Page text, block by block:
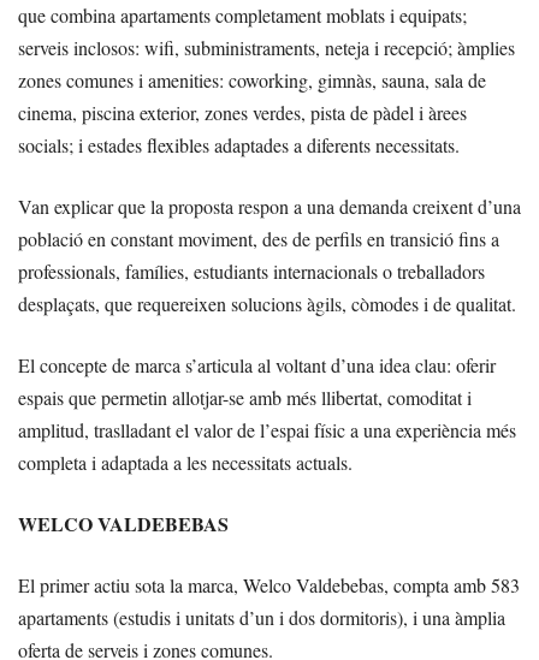
que combina apartaments completament moblats i equipats;
serveis inclosos: wifi, subministraments, neteja i recepció; àmplies
zones comunes i amenities: coworking, gimnàs, sauna, sala de
cinema, piscina exterior, zones verdes, pista de pàdel i àrees
socials; i estades flexibles adaptades a diferents necessitats.
Van explicar que la proposta respon a una demanda creixent d’una
població en constant moviment, des de perfils en transició fins a
professionals, famílies, estudiants internacionals o treballadors
desplaçats, que requereixen solucions àgils, còmodes i de qualitat.
El concepte de marca s’articula al voltant d’una idea clau: oferir
espais que permetin allotjar-se amb més llibertat, comoditat i
amplitud, traslladant el valor de l’espai físic a una experiència més
completa i adaptada a les necessitats actuals.
WELCO VALDEBEBAS
El primer actiu sota la marca, Welco Valdebebas, compta amb 583
apartaments (estudis i unitats d’un i dos dormitoris), i una àmplia
oferta de serveis i zones comunes.